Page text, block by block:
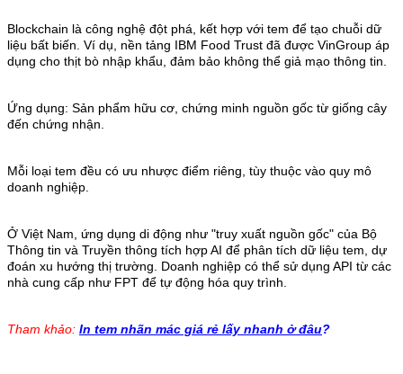
Blockchain là công nghệ đột phá, kết hợp với tem để tạo chuỗi dữ
liệu bất biến. Ví dụ, nền tảng IBM Food Trust đã được VinGroup áp
dụng cho thịt bò nhập khẩu, đảm bảo không thể giả mạo thông tin.
Ứng dụng: Sản phẩm hữu cơ, chứng minh nguồn gốc từ giống cây
đến chứng nhận.
Mỗi loại tem đều có ưu nhược điểm riêng, tùy thuộc vào quy mô
doanh nghiệp.
Ở Việt Nam, ứng dụng di động như "truy xuất nguồn gốc" của Bộ
Thông tin và Truyền thông tích hợp AI để phân tích dữ liệu tem, dự
đoán xu hướng thị trường. Doanh nghiệp có thể sử dụng API từ các
nhà cung cấp như FPT để tự động hóa quy trình.
Tham khảo: In tem nhãn mác giá rẻ lấy nhanh ở đâu?